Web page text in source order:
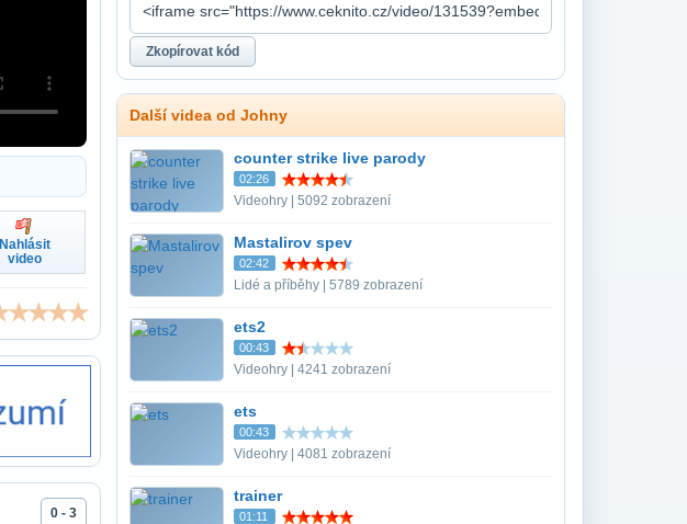
Nahlásit
video
0 - 3
Další videa od Johny
counter strike live parody
02:26
Videohry | 5092 zobrazení
Mastalirov spev
02:42
Lidé a příběhy | 5789 zobrazení
ets2
00:43
Videohry | 4241 zobrazení
ets
00:43
Videohry | 4081 zobrazení
trainer
01:11